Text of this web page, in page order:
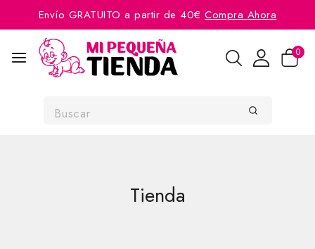
Envío GRATUITO a partir de 40€Compra Ahora
0
Tienda